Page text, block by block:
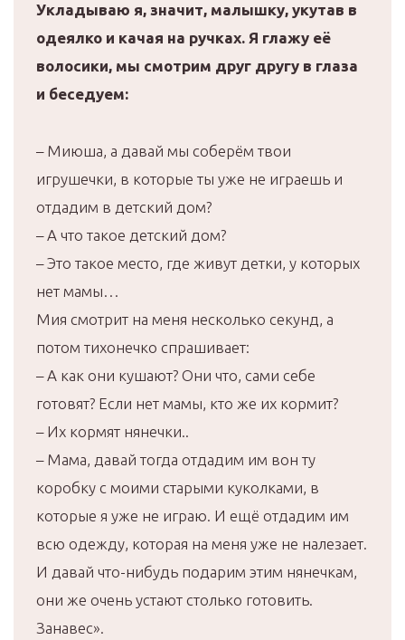
Укладываю я, значит, малышку, укутав в
одеялко и качая на ручках. Я глажу её
волосики, мы смотрим друг другу в глаза
и беседуем:
– Миюша, а давай мы соберём твои
игрушечки, в которые ты уже не играешь и
отдадим в детский дом?
– А что такое детский дом?
– Это такое место, где живут детки, у которых
нет мамы…
Мия смотрит на меня несколько секунд, а
потом тихонечко спрашивает:
– А как они кушают? Они что, сами себе
готовят? Если нет мамы, кто же их кормит?
– Их кормят нянечки..
– Мама, давай тогда отдадим им вон ту
коробку с моими старыми куколками, в
которые я уже не играю. И ещё отдадим им
всю одежду, которая на меня уже не налезает.
И давай что-нибудь подарим этим нянечкам,
они же очень устают столько готовить.
Занавес».